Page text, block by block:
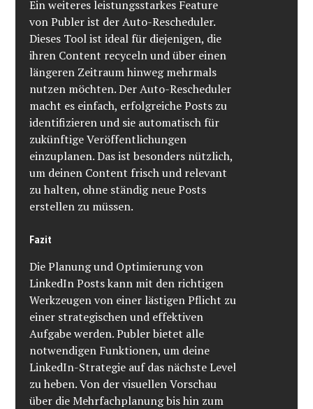
Ein weiteres leistungsstarkes Feature
von Publer ist der Auto-Rescheduler.
Dieses Tool ist ideal für diejenigen, die
ihren Content recyceln und über einen
längeren Zeitraum hinweg mehrmals
nutzen möchten. Der Auto-Rescheduler
macht es einfach, erfolgreiche Posts zu
identifizieren und sie automatisch für
zukünftige Veröffentlichungen
einzuplanen. Das ist besonders nützlich,
um deinen Content frisch und relevant
zu halten, ohne ständig neue Posts
erstellen zu müssen.
Fazit
Die Planung und Optimierung von
LinkedIn Posts kann mit den richtigen
Werkzeugen von einer lästigen Pflicht zu
einer strategischen und effektiven
Aufgabe werden. Publer bietet alle
notwendigen Funktionen, um deine
LinkedIn-Strategie auf das nächste Level
zu heben. Von der visuellen Vorschau
über die Mehrfachplanung bis hin zum